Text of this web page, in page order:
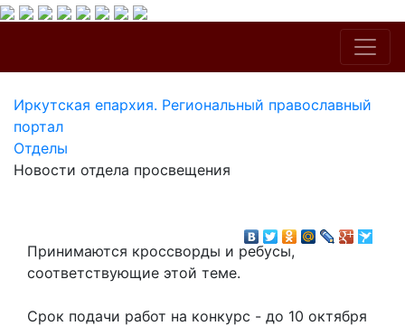
Иркутская епархия. Региональный православный
портал
Отделы
Новости отдела просвещения
Принимаются кроссворды и ребусы,
соответствующие этой теме.
Срок подачи работ на конкурс - до 10 октября